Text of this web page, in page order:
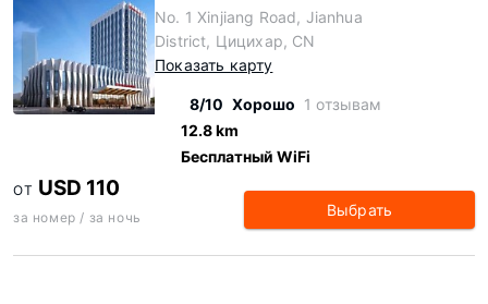
No. 1 Xinjiang Road, Jianhua
District, Цицихар, CN
Показать карту
8/10 Хорошо 1 отзывам
12.8 km
Бесплатный WiFi
ОТ USD 110
за номер / за ночь Выбрать